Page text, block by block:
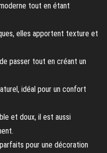
tout en étant
elles apportent texture et
passer tout en créant un
idéal pour un confort
et doux, il est aussi
pour une décoration